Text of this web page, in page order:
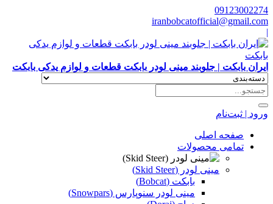
09123002274
iranbobcatofficial@gmail.com
|
ایران بابکت | جلوبند مینی لودر بابکت قطعات و لوازم یدکی بابکت
ورود | ثبت‌نام
صفحه اصلی
تمامی محصولات
مینی لودر (Skid Steer)
بابکت (Bobcat)
مینی لودر سنوپارس (Snowpars)